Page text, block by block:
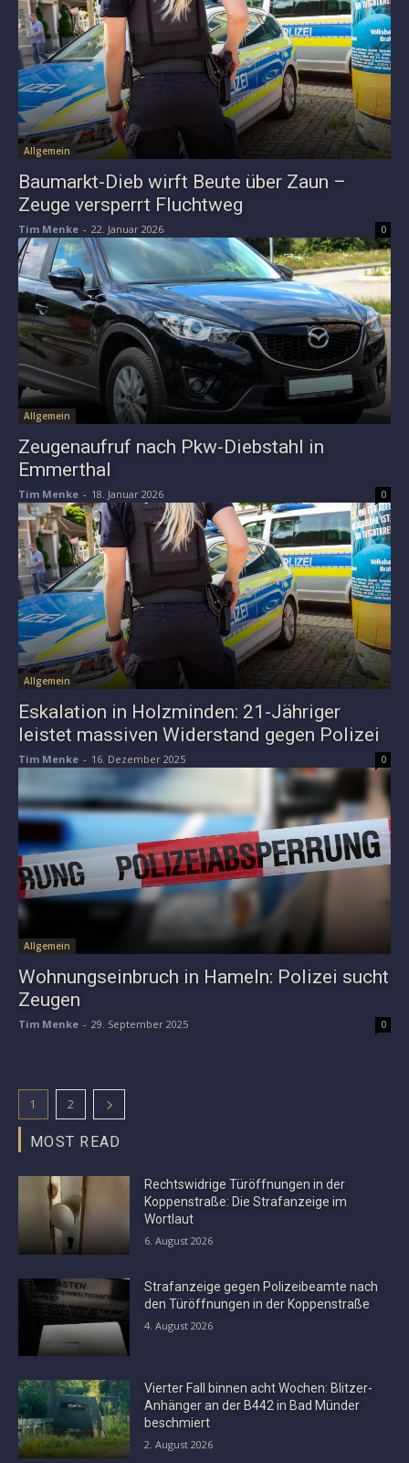
Allgemein
Baumarkt-Dieb wirft Beute über Zaun –
Zeuge versperrt Fluchtweg
Tim Menke - 22. Januar 2026 0
Allgemein
Zeugenaufruf nach Pkw-Diebstahl in
Emmerthal
Tim Menke - 18. Januar 2026 0
Allgemein
Eskalation in Holzminden: 21-Jähriger
leistet massiven Widerstand gegen Polizei
Tim Menke - 16. Dezember 2025 0
Allgemein
Wohnungseinbruch in Hameln: Polizei sucht
Zeugen
Tim Menke - 29. September 2025 0
1 2
MOST READ
Rechtswidrige Türöffnungen in der
Koppenstraße: Die Strafanzeige im
Wortlaut
6. August 2026
Strafanzeige gegen Polizeibeamte nach
den Türöffnungen in der Koppenstraße
4. August 2026
Vierter Fall binnen acht Wochen: Blitzer-
Anhänger an der B442 in Bad Münder
beschmiert
2. August 2026